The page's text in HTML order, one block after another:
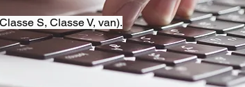
S, Classe V, van).